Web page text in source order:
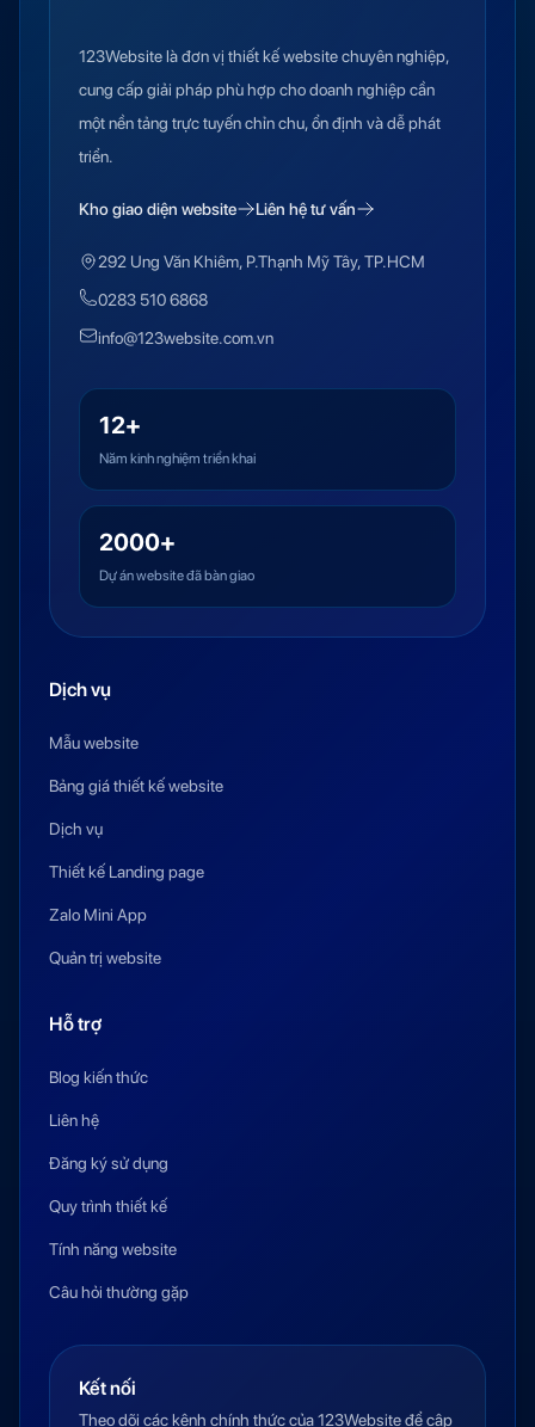
123Website là đơn vị thiết kế website chuyên nghiệp,
cung cấp giải pháp phù hợp cho doanh nghiệp cần
một nền tảng trực tuyến chỉn chu, ổn định và dễ phát
triển.
Kho giao diện website Liên hệ tư vấn
292 Ung Văn Khiêm, P.Thạnh Mỹ Tây, TP.HCM
0283 510 6868
info@123website.com.vn
12+
Năm kinh nghiệm triển khai
2000+
Dự án website đã bàn giao
Dịch vụ
Mẫu website
Bảng giá thiết kế website
Dịch vụ
Thiết kế Landing page
Zalo Mini App
Quản trị website
Hỗ trợ
Blog kiến thức
Liên hệ
Đăng ký sử dụng
Quy trình thiết kế
Tính năng website
Câu hỏi thường gặp
Kết nối
Theo dõi các kênh chính thức của 123Website để cập